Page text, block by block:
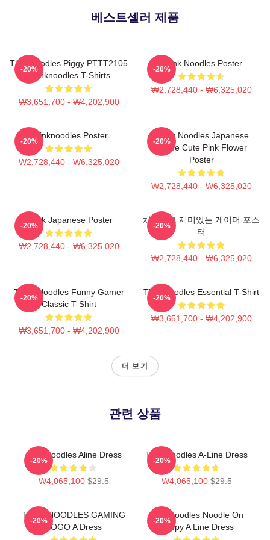
베스트셀러 제품
Thinknoodles Piggy PTTT2105
Thinknoodles T-Shirts
₩3,651,700 - ₩4,202,900
-20%
Think Noodles Poster
₩2,728,440 - ₩6,325,020
-20%
Thinknoodles Poster
₩2,728,440 - ₩6,325,020
-20%
Think Noodles Japanese
Anime Cute Pink Flower
Poster
₩2,728,440 - ₩6,325,020
-20%
Think Japanese Poster
₩2,728,440 - ₩6,325,020
-20%
채용정보 재미있는 게이머 포스
터
₩2,728,440 - ₩6,325,020
-20%
Think Noodles Funny Gamer
Classic T-Shirt
₩3,651,700 - ₩4,202,900
-20%
Thinknoodles Essential T-Shirt
₩3,651,700 - ₩4,202,900
-20%
더 보기
관련 상품
Thinknoodles Aline Dress
₩4,065,100 $29.5
-20%
Thinknoodles A-Line Dress
₩4,065,100 $29.5
-20%
THINKNOODLES GAMING
LOGO A Dress
-20%
Thin Noodles Noodle On
Puppy A Line Dress
-20%